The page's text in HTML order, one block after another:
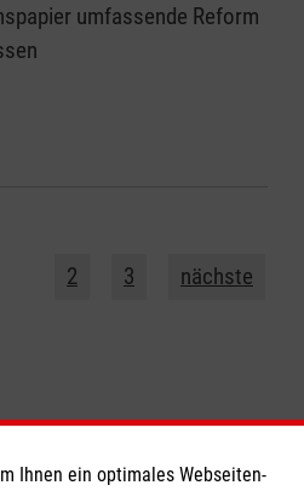
umfassende Reform
2 3 nächste
Ihnen ein optimales Webseiten-